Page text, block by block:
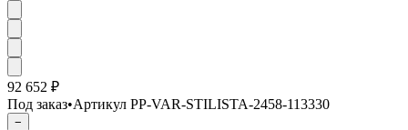
92 652 ₽
Под заказ•Артикул PP-VAR-STILISTA-2458-113330
−